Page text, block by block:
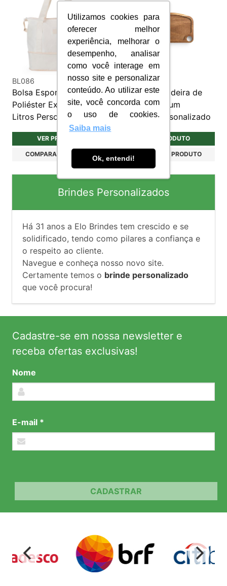
Utilizamos cookies para
oferecer melhor
experiência, melhorar o
desempenho, analisar
como você interage em
nosso site e personalizar
conteúdo. Ao utilizar este
site, você concorda com
o uso de cookies.
Saiba mais
Ok, entendi!
BL086
Bolsa Esportiva
Poliéster Expansível 36
Litros Personalizado
VER PRODUTO
COMPARAR PRODUTO
KCH237
Tábua de Madeira de
Acácia com um
Rebordo Personalizado
VER PRODUTO
COMPARAR PRODUTO
Brindes Personalizados
Há 31 anos a Elo Brindes tem crescido e se
solidificado, tendo como pilares a confiança e
o respeito ao cliente.
Navegue e conheça nosso novo site.
Certamente temos o brinde personalizado
que você procura!
Cadastre-se em nossa newsletter e
receba ofertas exclusivas!
Nome
E-mail *
CADASTRAR